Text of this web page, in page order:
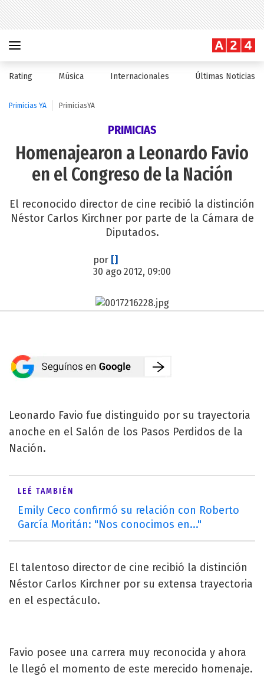
Rating Música Internacionales Últimas Noticias
Primicias YA PrimiciasYA
PRIMICIAS
Homenajearon a Leonardo Favio
en el Congreso de la Nación
El reconocido director de cine recibió la distinción
Néstor Carlos Kirchner por parte de la Cámara de
Diputados.
por []
30 ago 2012, 09:00
Leonardo Favio fue distinguido por su trayectoria
anoche en el Salón de los Pasos Perdidos de la
Nación.
LEÉ TAMBIÉN
Emily Ceco confirmó su relación con Roberto
García Moritán: "Nos conocimos en..."
El talentoso director de cine recibió la distinción
Néstor Carlos Kirchner por su extensa trayectoria
en el espectáculo.
Favio posee una carrera muy reconocida y ahora
le llegó el momento de este merecido homenaje.